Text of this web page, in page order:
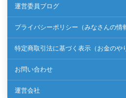
運営委員ブログ
プライバシーポリシー（みなさんの情
特定商取引法に基づく表示（お金のや
お問い合わせ
運営会社